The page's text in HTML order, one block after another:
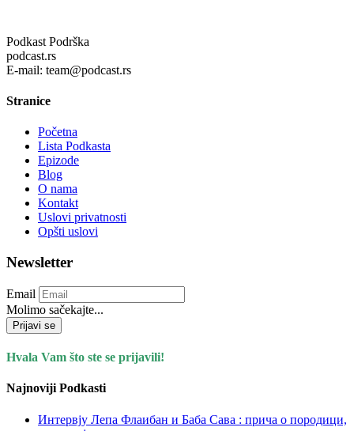
Podkast Podrška
podcast.rs
E-mail: team@podcast.rs
Stranice
Početna
Lista Podkasta
Epizode
Blog
O nama
Kontakt
Uslovi privatnosti
Opšti uslovi
Newsletter
Email
Molimo sačekajte...
Prijavi se
Hvala Vam što ste se prijavili!
Najnoviji Podkasti
Интервју Лепа Флаибан и Баба Сава : прича о породици,